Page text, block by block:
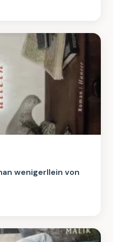
wenigerllein von